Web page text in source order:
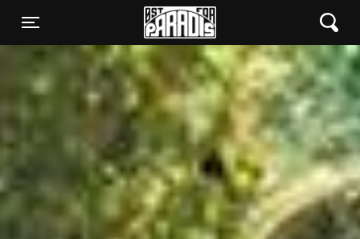
Toggle navigation
Øst for Paradis